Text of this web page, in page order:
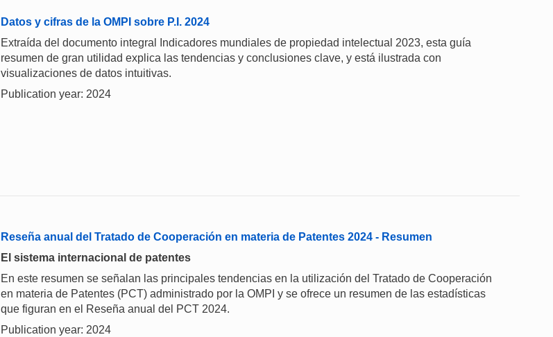
Datos y cifras de la OMPI sobre P.I. 2024
Extraída del documento integral Indicadores mundiales de propiedad intelectual 2023, esta guía
resumen de gran utilidad explica las tendencias y conclusiones clave, y está ilustrada con
visualizaciones de datos intuitivas.
Publication year: 2024
Reseña anual del Tratado de Cooperación en materia de Patentes 2024 - Resumen
El sistema internacional de patentes
En este resumen se señalan las principales tendencias en la utilización del Tratado de Cooperación
en materia de Patentes (PCT) administrado por la OMPI y se ofrece un resumen de las estadísticas
que figuran en el Reseña anual del PCT 2024.
Publication year: 2024